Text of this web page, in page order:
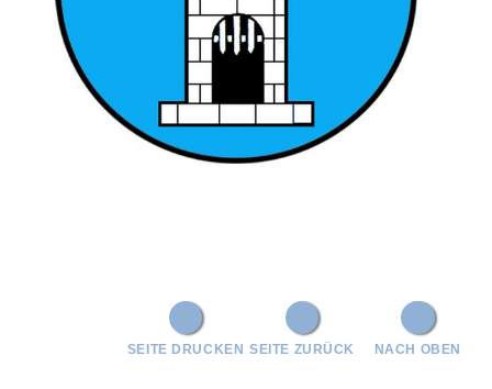
NACH OBEN
SEITE ZURÜCK
SEITE DRUCKEN